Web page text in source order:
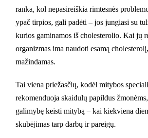
ranka, kol nepasireiškia rimtesnės
ypač tirpios, gali padėti – jos jungiasi su
kurios gaminamos iš cholesterolio. Kai jų
organizmas ima naudoti esamą
mažindamas.
Tai viena priežasčių, kodėl mitybos
rekomenduoja skaidulų papildus
galimybę keisti mitybą – kai kiekviena
skubėjimas tarp darbų ir pareigų.